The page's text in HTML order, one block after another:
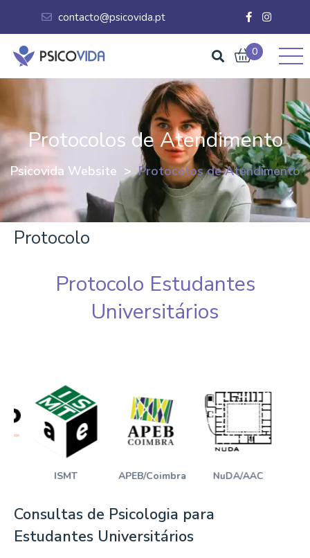
contacto@psicovida.pt
0
Protocolos de Atendimento
Psicovida Website > Protocolos de Atendimento
Protocolo
Protocolo Estudantes
Universitários
NuDA/AAC
APEB/Coimbra
ISMT
Consultas de Psicologia para
Estudantes Universitários